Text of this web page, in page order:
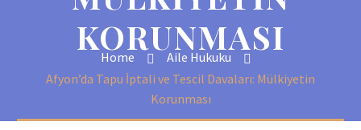
KORUNMASI
Home
Aile Hukuku
Afyon’da Tapu İptali ve Tescil Davaları: Mülkiyetin
Korunması